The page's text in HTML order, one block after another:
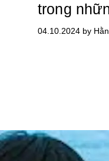
trong
04.10.2024 by